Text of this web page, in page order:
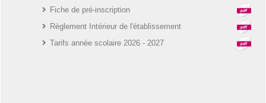
Fiche de pré-inscription
Règlement Intérieur de l'établissement
Tarifs année scolaire 2026 - 2027